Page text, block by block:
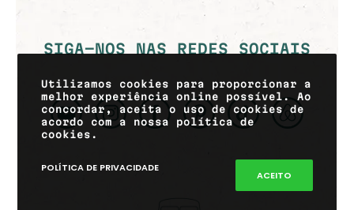
SIGA-NOS NAS REDES SOCIAIS
Utilizamos cookies para proporcionar a
melhor experiência online possível. Ao
concordar, aceita o uso de cookies de
acordo com a nossa política de
cookies.
POLÍTICA DE PRIVACIDADE
ACEITO